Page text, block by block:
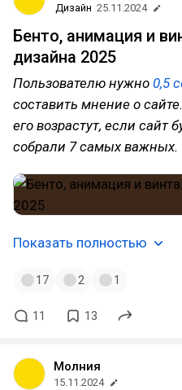
Дизайн 25.11.2024
Бенто, анимация и
дизайна 2025
Пользователю нужно 0,5
составить мнение о
его возрастут, если сайт
собрали 7 самых важных.
Показать полностью
17 2 1
11 13
Молния
15.11.2024